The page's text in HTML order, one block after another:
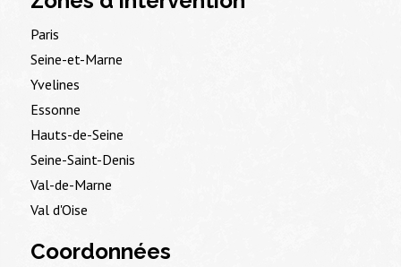
Paris
Seine-et-Marne
Yvelines
Essonne
Hauts-de-Seine
Seine-Saint-Denis
Val-de-Marne
Val d'Oise
Coordonnées